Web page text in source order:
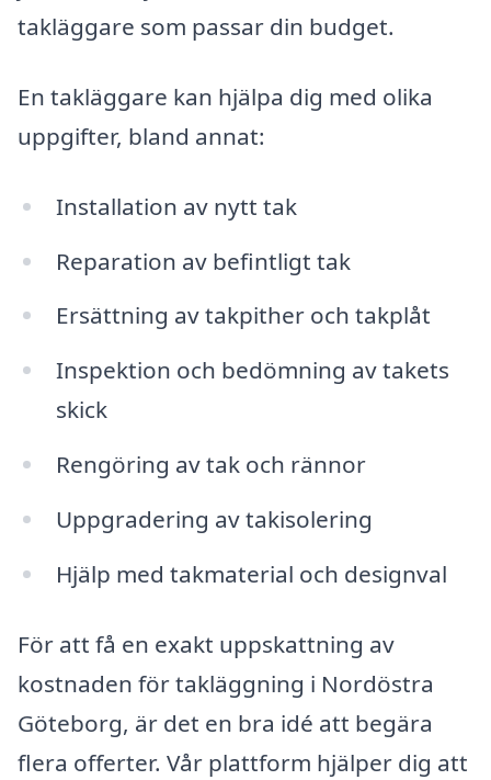
takläggare som passar din budget.
En takläggare kan hjälpa dig med olika
uppgifter, bland annat:
Installation av nytt tak
Reparation av befintligt tak
Ersättning av takpither och takplåt
Inspektion och bedömning av takets
skick
Rengöring av tak och rännor
Uppgradering av takisolering
Hjälp med takmaterial och designval
För att få en exakt uppskattning av
kostnaden för takläggning i Nordöstra
Göteborg, är det en bra idé att begära
flera offerter. Vår plattform hjälper dig att